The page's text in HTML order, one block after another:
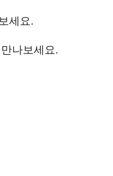
세요.
나보세요.